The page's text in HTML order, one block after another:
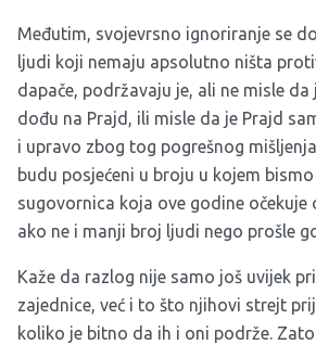
Međutim, svojevrsno ignoriranje se
ljudi koji nemaju apsolutno ništa
dapače, podržavaju je, ali ne misle
dođu na Prajd, ili misle da je Prajd
i upravo zbog tog pogrešnog
budu posjećeni u broju u kojem
sugovornica koja ove godine očekuje
ako ne i manji broj ljudi nego prošle
Kaže da razlog nije samo još uvijek
zajednice, već i to što njihovi strejt
koliko je bitno da ih i oni podrže.